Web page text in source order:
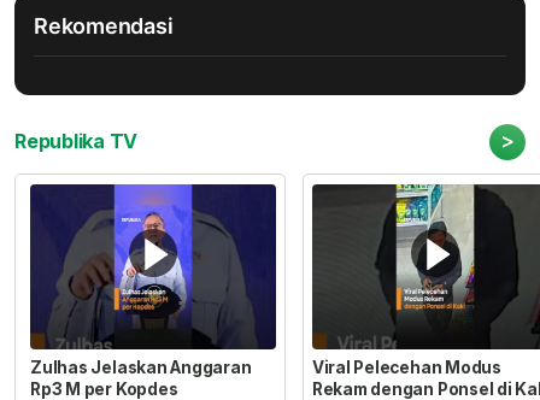
Rekomendasi
Republika TV >
Zulhas Jelaskan Anggaran
Rp3 M per Kopdes
Viral Pelecehan Modus
Rekam dengan Ponsel di